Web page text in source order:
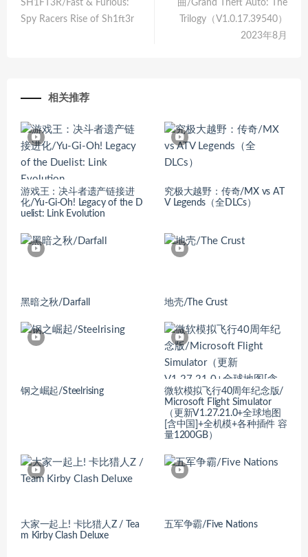
SH1FT3R/Fast & Furious:
Spy Racers Rise of Sh1ft3r
曲/Grand Theft Auto: The
Trilogy（V1.0.17.39540）
2023年8月
相关推荐
游戏王：决斗者遗产链接进
化/Yu-Gi-Oh! Legacy of the D
uelist: Link Evolution
究极大越野：传奇/MX vs AT
V Legends（全DLCs）
黑暗之秋/Darfall 地壳/The Crust
钢之崛起/Steelrising
微软模拟飞行40周年纪念版/
Microsoft Flight Simulator
（更新V1.27.21.0+全球地图
[含中国]+全机模+各种插件 容
量1200GB）
大家一起上! 卡比猎人Z / Tea
m Kirby Clash Deluxe
五军争霸/Five Nations